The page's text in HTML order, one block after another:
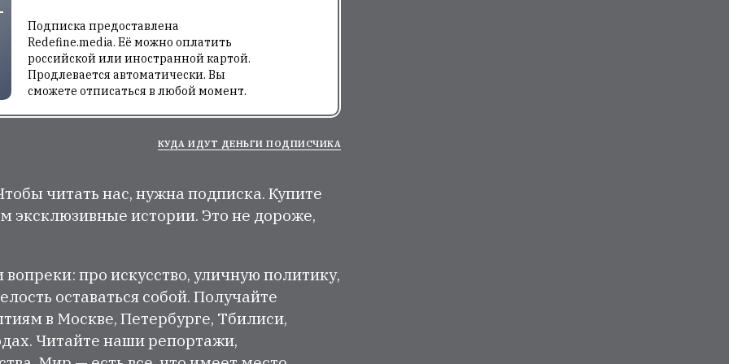
Подписка предоставлена
Redefine.media. Её можно оплатить
российской или иностранной картой.
Продлевается автоматически. Вы
сможете отписаться в любой момент.
КУДА ИДУТ ДЕНЬГИ ПОДПИСЧИКА
читать нас, нужна подписка. Купите
эксклюзивные истории. Это не дороже,
про искусство, уличную политику,
оставаться собой. Получайте
в Москве, Петербурге, Тбилиси,
Читайте наши репортажи,